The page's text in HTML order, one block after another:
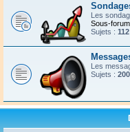
Les
Sous-
Sujets : 112
Les
Sujets : 200